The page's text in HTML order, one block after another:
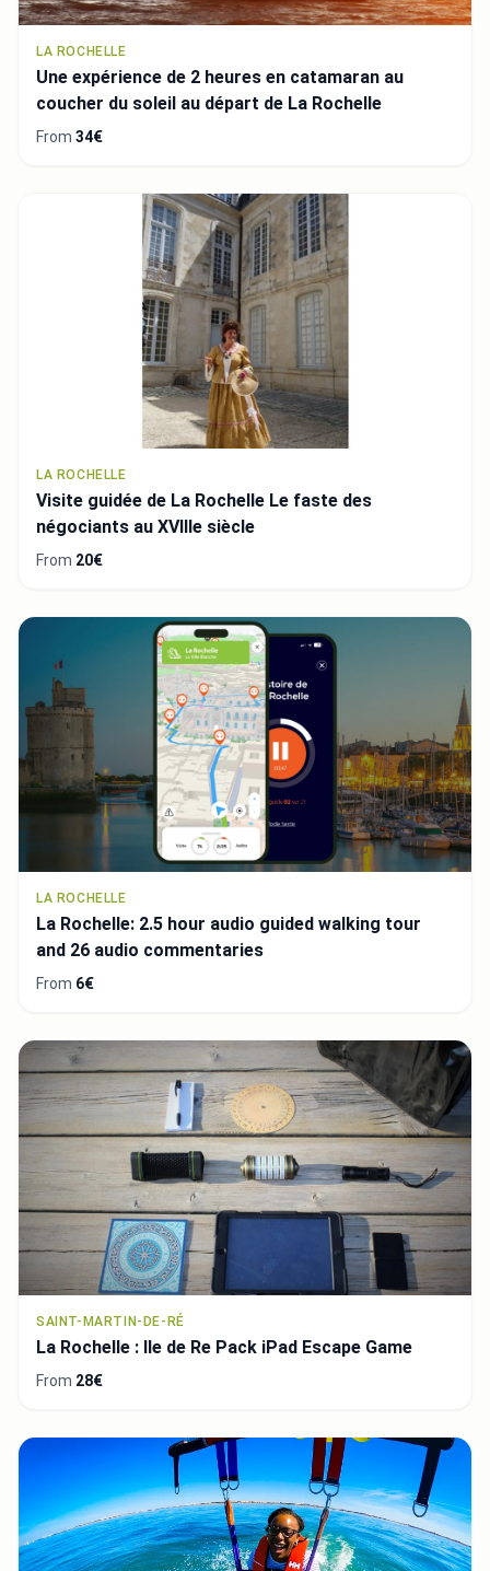
LA ROCHELLE
Une expérience de 2 heures en catamaran au
coucher du soleil au départ de La Rochelle
From 34€
LA ROCHELLE
Visite guidée de La Rochelle Le faste des
négociants au XVIIIe siècle
From 20€
LA ROCHELLE
La Rochelle: 2.5 hour audio guided walking tour
and 26 audio commentaries
From 6€
SAINT-MARTIN-DE-RÉ
La Rochelle : Ile de Re Pack iPad Escape Game
From 28€